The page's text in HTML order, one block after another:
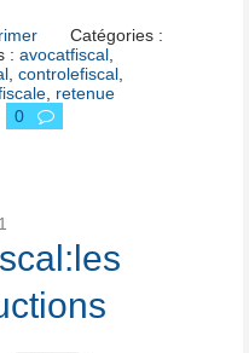
Catégories :
:avocatfiscal
controlefiscal
retenue
0